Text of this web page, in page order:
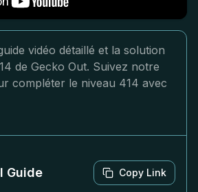
vidéo détaillé et la solution
de Gecko Out. Suivez notre
compléter le niveau 414 avec
Guide Copy Link